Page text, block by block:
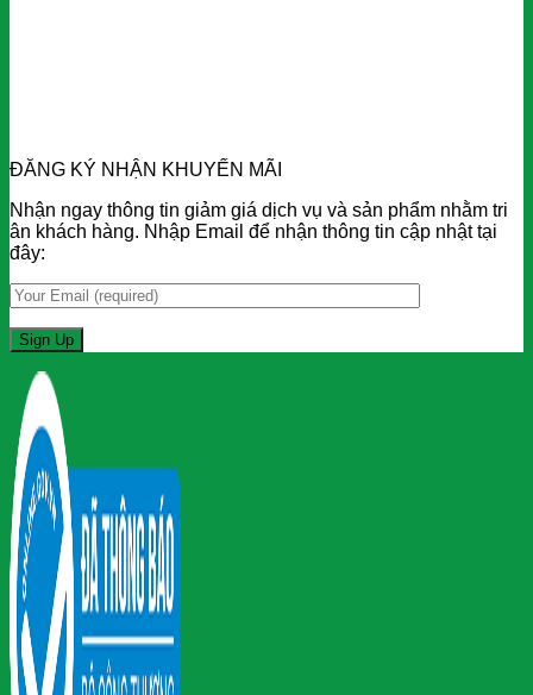
ĐĂNG KÝ NHẬN KHUYẾN MÃI
Nhận ngay thông tin giảm giá dịch vụ và sản phẩm nhằm tri
ân khách hàng. Nhập Email để nhận thông tin cập nhật tại
đây: